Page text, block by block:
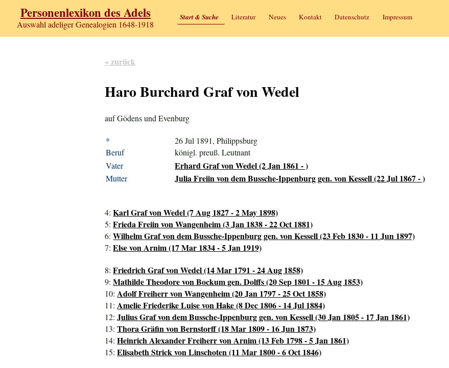
Personenlexikon des Adels
Auswahl adeliger Genealogien 1648-1918
Start & Suche Literatur Neues Kontakt Datenschutz Impressum
« zurück
Haro Burchard Graf von Wedel
auf Gödens und Evenburg
*
26 Jul 1891, Philippsburg
Beruf
königl. preuß. Leutnant
Vater
Erhard Graf von Wedel (2 Jan 1861 - )
Mutter Julia Freiin von dem Bussche-Ippenburg gen. von Kessell (22 Jul 1867 - )
4:Karl Graf von Wedel (7 Aug 1827 - 2 May 1898)
5:Frieda Freiin von Wangenheim (3 Jan 1838 - 22 Oct 1881)
6:Wilhelm Graf von dem Bussche-Ippenburg gen. von Kessell (23 Feb 1830 - 11 Jun 1897)
7:Else von Arnim (17 Mar 1834 - 5 Jan 1919)
8:Friedrich Graf von Wedel (14 Mar 1791 - 24 Aug 1858)
9:Mathilde Theodore von Bockum gen. Dolffs (20 Sep 1801 - 15 Aug 1853)
10:Adolf Freiherr von Wangenheim (20 Jan 1797 - 25 Oct 1858)
11:Amelie Friederike Luise von Hake (8 Dec 1806 - 14 Jul 1884)
12:Julius Graf von dem Bussche-Ippenburg gen. von Kessell (30 Jan 1805 - 17 Jan 1861)
13:Thora Gräfin von Bernstorff (18 Mar 1809 - 16 Jun 1873)
14:Heinrich Alexander Freiherr von Arnim (13 Feb 1798 - 5 Jan 1861)
15:Elisabeth Strick von Linschoten (11 Mar 1800 - 6 Oct 1846)